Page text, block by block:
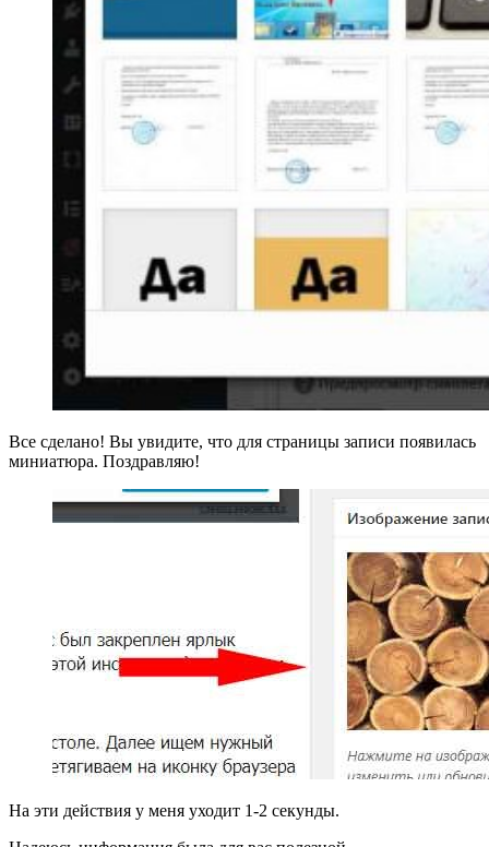
Все сделано! Вы увидите, что для страницы записи появилась
миниатюра. Поздравляю!
На эти действия у меня уходит 1-2 секунды.